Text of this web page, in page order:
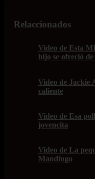
Relaccionados
Video de Esta
hijo se ofreció
Video de Jackie
caliente
Video de Esa
jovencita
Video de La
Mandingo